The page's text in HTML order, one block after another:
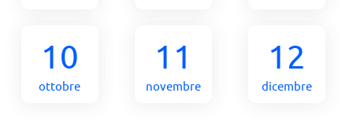
10
ottobre
11
novembre
12
dicembre